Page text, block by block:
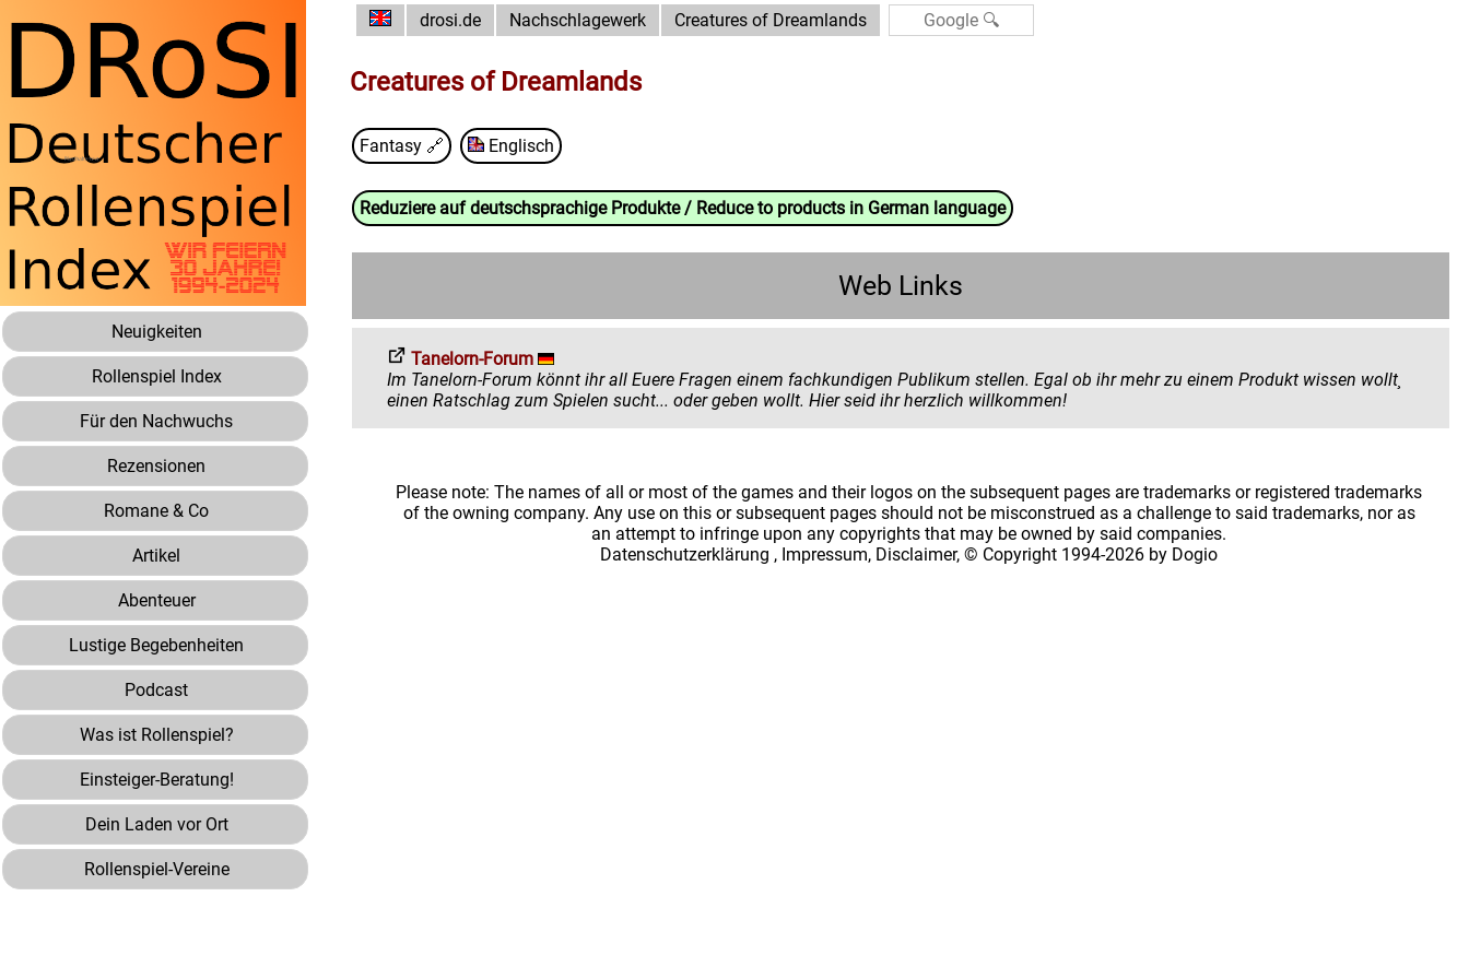
Neuigkeiten
Rollenspiel Index
Für den Nachwuchs
Rezensionen
Romane & Co
Artikel
Abenteuer
Lustige Begebenheiten
Podcast
Was ist Rollenspiel?
Einsteiger-Beratung!
Dein Laden vor Ort
Rollenspiel-Vereine
drosi.de Nachschlagewerk Creatures of Dreamlands
Creatures of Dreamlands
Fantasy 🔗 Englisch
Reduziere auf deutschsprachige Produkte / Reduce to products in German language
Web Links
Tanelorn-Forum
Im Tanelorn-Forum könnt ihr all Euere Fragen einem fachkundigen Publikum stellen. Egal ob ihr mehr zu einem Produkt wissen wollt¸
einen Ratschlag zum Spielen sucht... oder geben wollt. Hier seid ihr herzlich willkommen!
Please note: The names of all or most of the games and their logos on the subsequent pages are trademarks or registered trademarks
of the owning company. Any use on this or subsequent pages should not be misconstrued as a challenge to said trademarks, nor as
an attempt to infringe upon any copyrights that may be owned by said companies.
Datenschutzerklärung , Impressum, Disclaimer, © Copyright 1994-2026 by Dogio